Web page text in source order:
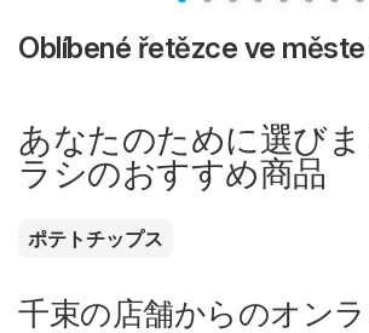
Oblíbené řetězce ve
あなたのために選び
ラシのおすすめ商品
ポテトチップス
千束の店舗からのオン